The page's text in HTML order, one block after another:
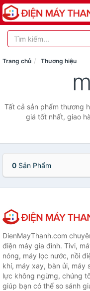
Trang chủ Thương hiệu
Tất cả sản phẩm thương
giá tốt nhất, giao
0 Sản Phẩm
DienMayThanh.com
điện máy gia đình. Tivi,
nóng, máy lọc nước, nồi
khí, máy xay, bàn ủi, máy
lực không ngừng, chúng
giúp bạn có thể so sánh